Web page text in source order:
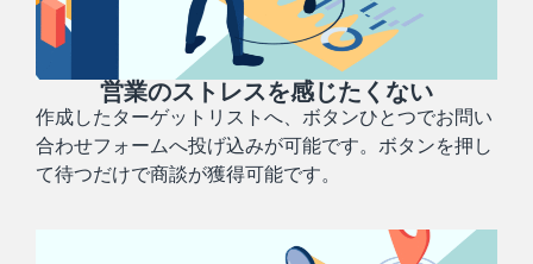
営業のストレスを感じたくない
作成したターゲットリストへ、ボタンひとつでお問い
合わせフォームへ投げ込みが可能です。ボタンを押し
て待つだけで商談が獲得可能です。